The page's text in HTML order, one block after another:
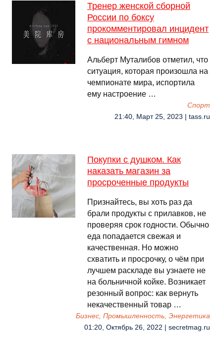
Тренер женской сборной
России по боксу
прокомментировал инцидент
с национальным гимном
Альберт Муталибов отметил, что
ситуация, которая произошла на
чемпионате мира, испортила
ему настроение …
Спорт
21:40, Март 25, 2023 | tass.ru
Покупки с душком. Как
наказать магазин за
просроченные продукты
Признайтесь, вы хоть раз да
брали продукты с прилавков, не
проверяя срок годности. Обычно
еда попадается свежая и
качественная. Но можно
схватить и просрочку, о чём при
лучшем раскладе вы узнаете не
на больничной койке. Возникает
резонный вопрос: как вернуть
некачественный товар …
Бизнес, Промышленность, Энергетика
01:20, Октябрь 26, 2022 | secretmag.ru